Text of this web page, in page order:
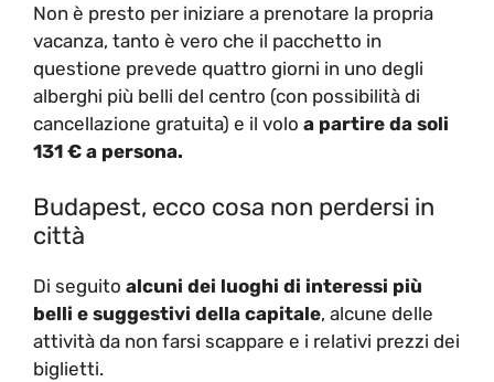
Non è presto per iniziare a prenotare la propria
vacanza, tanto è vero che il pacchetto in
questione prevede quattro giorni in uno degli
alberghi più belli del centro (con possibilità di
cancellazione gratuita) e il volo a partire da soli
131 € a persona.
Budapest, ecco cosa non perdersi in
città
Di seguito alcuni dei luoghi di interessi più
belli e suggestivi della capitale, alcune delle
attività da non farsi scappare e i relativi prezzi dei
biglietti.